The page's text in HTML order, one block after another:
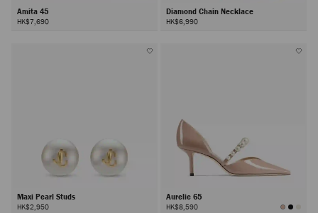
Amita 45
HK$7,690
Diamond Chain Necklace
HK$6,990
Maxi Pearl Studs
HK$2,950
Aurelie 65
HK$8,590